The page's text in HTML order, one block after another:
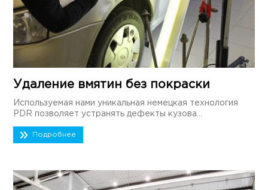
Удаление вмятин без покраски
Используемая нами уникальная немецкая технология
PDR позволяет устранять дефекты кузова...
Подробнее